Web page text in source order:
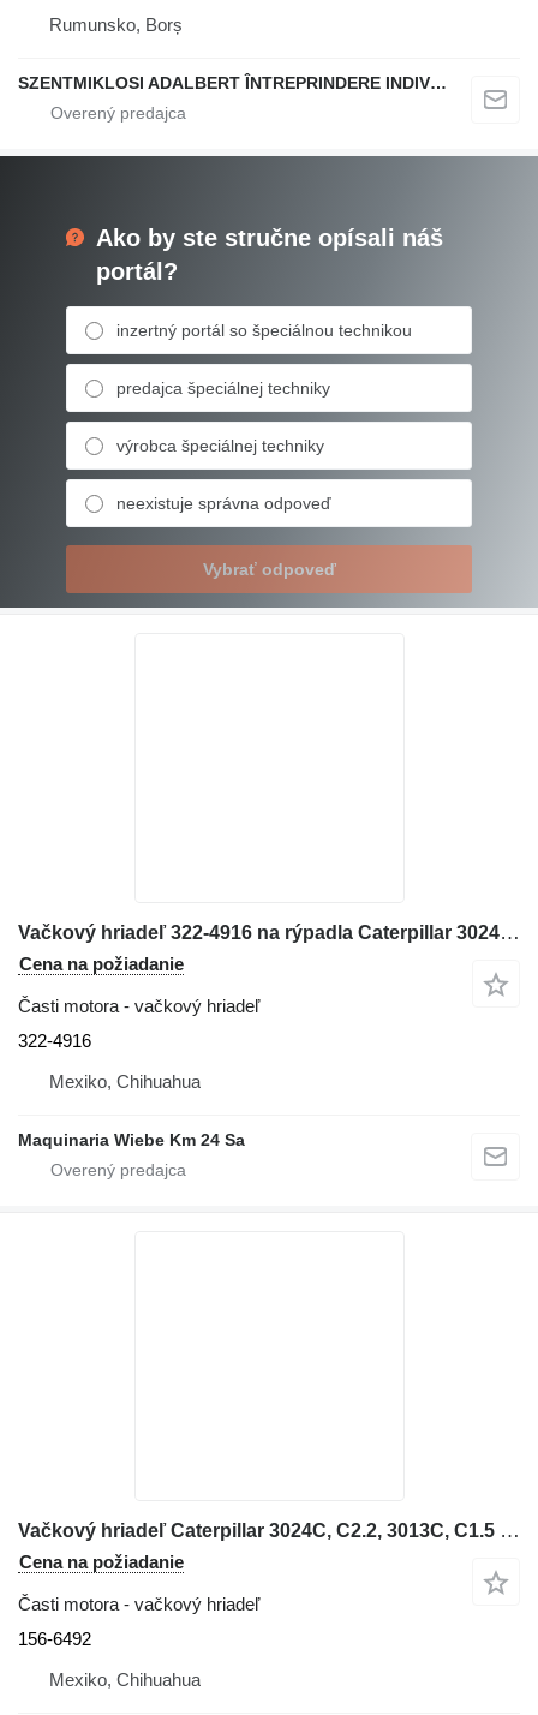
Rumunsko, Borș
SZENTMIKLOSI ADALBERT ÎNTREPRINDERE INDIVIDUALĂ
Ako by ste stručne opísali náš
portál?
inzertný portál so špeciálnou technikou
predajca špeciálnej techniky
výrobca špeciálnej techniky
neexistuje správna odpoveď
Vybrať odpoveď
Vačkový hriadeľ 322-4916 na rýpadla Caterpillar 3024C, 3013C, C1.5
Cena na požiadanie
Časti motora - vačkový hriadeľ
322-4916
Mexiko, Chihuahua
Maquinaria Wiebe Km 24 Sa
Vačkový hriadeľ Caterpillar 3024C, C2.2, 3013C, C1.5 156-6492 na rýpadla-nakladača
Cena na požiadanie
Časti motora - vačkový hriadeľ
156-6492
Mexiko, Chihuahua